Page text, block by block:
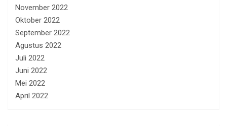
November 2022
Oktober 2022
September 2022
Agustus 2022
Juli 2022
Juni 2022
Mei 2022
April 2022